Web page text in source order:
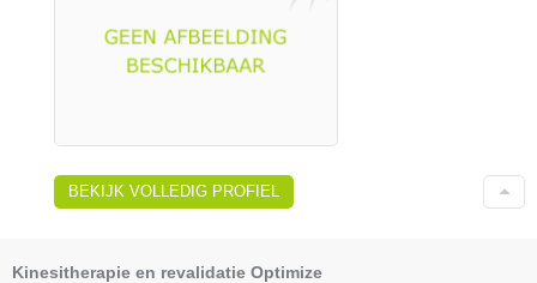
BEKIJK VOLLEDIG PROFIEL
Kinesitherapie en revalidatie Optimize